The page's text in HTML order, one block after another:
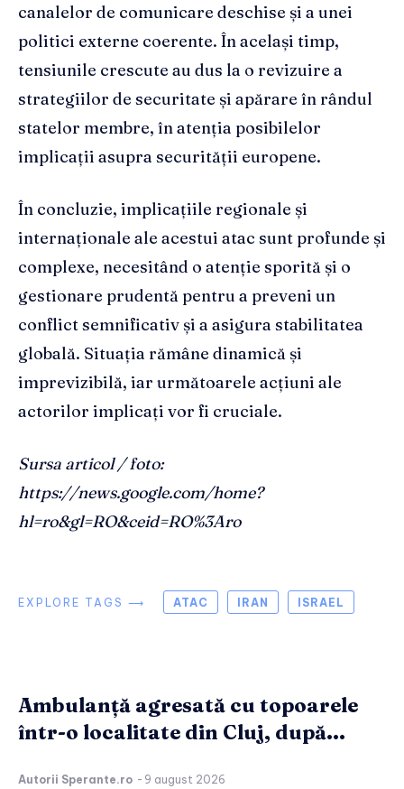
canalelor de comunicare deschise și a unei
politici externe coerente. În același timp,
tensiunile crescute au dus la o revizuire a
strategiilor de securitate și apărare în rândul
statelor membre, în atenția posibilelor
implicații asupra securității europene.
În concluzie, implicațiile regionale și
internaționale ale acestui atac sunt profunde și
complexe, necesitând o atenție sporită și o
gestionare prudentă pentru a preveni un
conflict semnificativ și a asigura stabilitatea
globală. Situația rămâne dinamică și
imprevizibilă, iar următoarele acțiuni ale
actorilor implicați vor fi cruciale.
Sursa articol / foto:
https://news.google.com/home?
hl=ro&gl=RO&ceid=RO%3Aro
EXPLORE TAGS ⟶ ATAC IRAN ISRAEL
Ambulanță agresată cu topoarele
într-o localitate din Cluj, după...
Autorii Sperante.ro - 9 august 2026